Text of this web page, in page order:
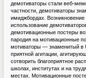
демотиваторы стали веб-
частности, демотиваторы
имиджбордах. Возникновение
использование
демотивационные постеры
пародия на мотивационные
мотиваторы — знаменитый в
приятной агитации,
сотворить благоприятное
школах, институтах и на
местах. Мотивационные